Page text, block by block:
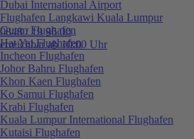
0848 / 19 96 00
erreichbar ab 10:00 Uhr
Dubai International Airport
Flughafen Langkawi Kuala Lumpur
Guam Flughafen
Hat Yai Flughafen
Incheon Flughafen
Johor Bahru Flughafen
Khon Kaen Flughafen
Ko Samui Flughafen
Krabi Flughafen
Kuala Lumpur International Flughafen
Kutaisi Flughafen